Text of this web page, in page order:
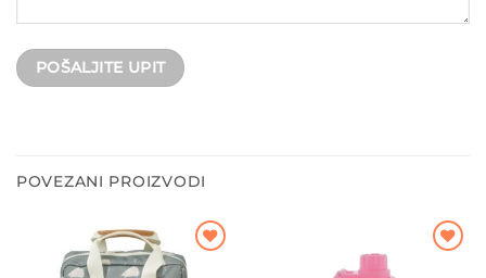
POVEZANI PROIZVODI
Dodajte